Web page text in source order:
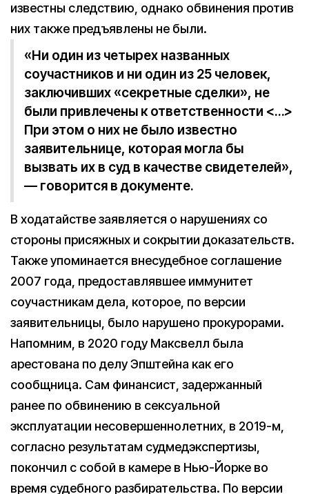
известны следствию, однако обвинения против
них также предъявлены не были.
«Ни один из четырех названных
соучастников и ни один из 25 человек,
заключивших «секретные сделки», не
были привлечены к ответственности <…>
При этом о них не было известно
заявительнице, которая могла бы
вызвать их в суд в качестве свидетелей»,
— говорится в документе.
В ходатайстве заявляется о нарушениях со
стороны присяжных и сокрытии доказательств.
Также упоминается внесудебное соглашение
2007 года, предоставлявшее иммунитет
соучастникам дела, которое, по версии
заявительницы, было нарушено прокурорами.
Напомним, в 2020 году Максвелл была
арестована по делу Эпштейна как его
сообщница. Сам финансист, задержанный
ранее по обвинению в сексуальной
эксплуатации несовершеннолетних, в 2019-м,
согласно результатам судмедэкспертизы,
покончил с собой в камере в Нью-Йорке во
время судебного разбирательства. По версии